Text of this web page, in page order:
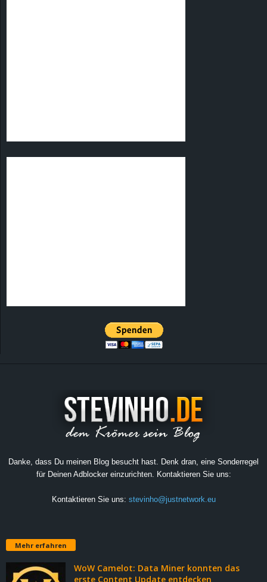
Danke, dass Du meinen Blog besucht hast. Denk dran, eine Sonderregel
für Deinen Adblocker einzurichten. Kontaktieren Sie uns:
Kontaktieren Sie uns: stevinho@justnetwork.eu
Mehr erfahren
WoW Camelot: Data Miner konnten das
erste Content Update entdecken